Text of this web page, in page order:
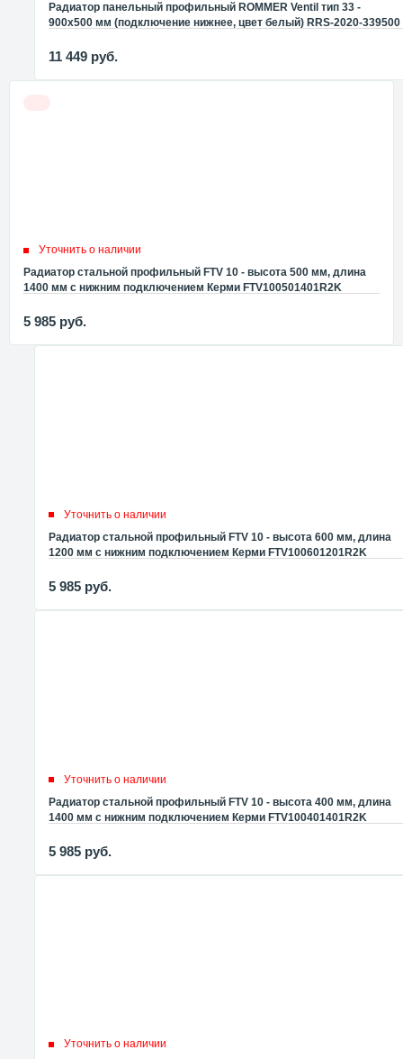
Радиатор панельный профильный ROMMER Ventil тип 33 -
900x500 мм (подключение нижнее, цвет белый) RRS-2020-339500
11 449 руб.
Уточнить о наличии
Радиатор стальной профильный FTV 10 - высота 500 мм, длина
1400 мм с нижним подключением Керми FTV100501401R2K
5 985 руб.
Уточнить о наличии
Радиатор стальной профильный FTV 10 - высота 600 мм, длина
1200 мм с нижним подключением Керми FTV100601201R2K
5 985 руб.
Уточнить о наличии
Радиатор стальной профильный FTV 10 - высота 400 мм, длина
1400 мм с нижним подключением Керми FTV100401401R2K
5 985 руб.
Уточнить о наличии